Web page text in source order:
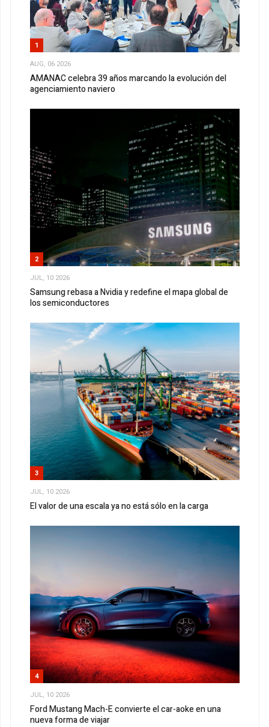
1
AUG, 06 2026
AMANAC celebra 39 años marcando la evolución del
agenciamiento naviero
2
JUL, 10 2026
Samsung rebasa a Nvidia y redefine el mapa global de
los semiconductores
3
JUL, 10 2026
El valor de una escala ya no está sólo en la carga
4
JUL, 10 2026
Ford Mustang Mach-E convierte el car-aoke en una
nueva forma de viajar